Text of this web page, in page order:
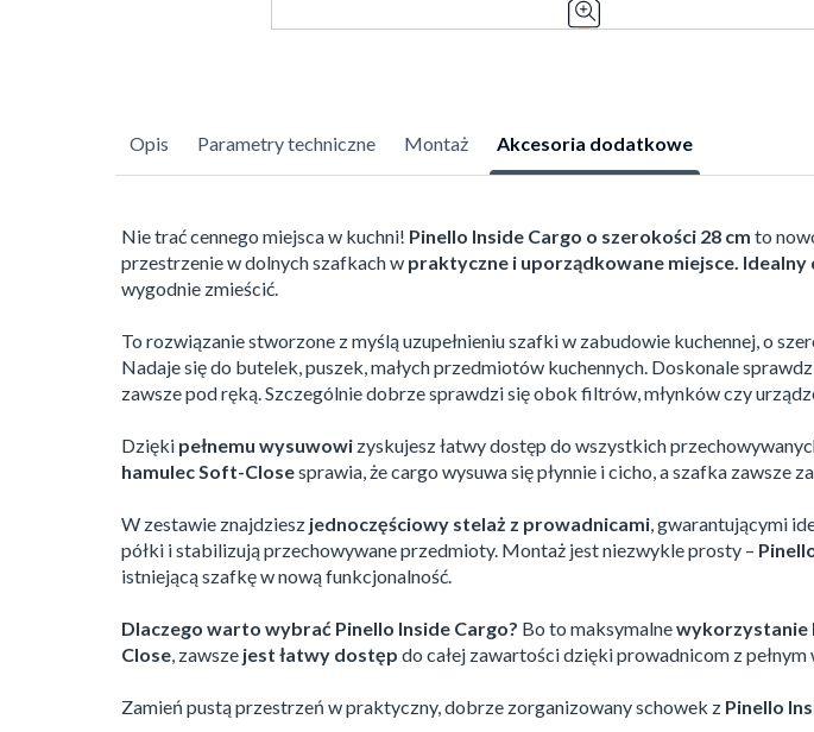
Opis Parametry techniczne Montaż Akcesoria dodatkowe
Nie trać cennego miejsca w kuchni! Pinello Inside Cargo o szerokości 28 cm to
przestrzenie w dolnych szafkach w praktyczne i uporządkowane miejsce.
wygodnie zmieścić.
To rozwiązanie stworzone z myślą uzupełnieniu szafkiw zabudowie kuchennej, o
Nadaje się do butelek, puszek, małych przedmiotów kuchennych. Doskonale
zawsze pod ręką. Szczególnie dobrze sprawdzi się obok filtrów, młynków czy
Dzięki pełnemu wysuwowi zyskujesz łatwy dostęp do wszystkich
hamulec Soft-Closesprawia, że cargo wysuwa się płynnie i cicho, a szafka zawsze
W zestawie znajdziesz jednoczęściowy stelaż z prowadnicami , gwarantującymi
półki i stabilizują przechowywane przedmioty. Montaż jest niezwykle prosty –
istniejącą szafkę w nową funkcjonalność.
Dlaczego warto wybrać Pinello Inside Cargo? Bo to maksymalnewykorzystanie
Close , zawsze jest łatwy dostęp do całej zawartości dzięki prowadnicom z pełnym
Zamień pustą przestrzeń w praktyczny, dobrze zorganizowany schowek z Pinello